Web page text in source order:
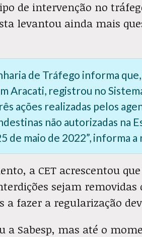
de intervenção no
levantou ainda mais
de Tráfego informa
Aracati, registrou no
ações realizadas pelos
não autorizadas na
de maio de 2022”, informa
a CET acrescentou
sejam removidas
a fazer a regularização
a Sabesp, mas até o